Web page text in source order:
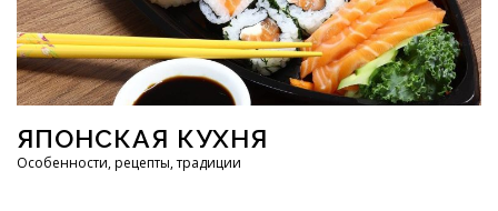
Перейти к содержимому
ЯПОНСКАЯ КУХНЯ
Особенности, рецепты, традиции